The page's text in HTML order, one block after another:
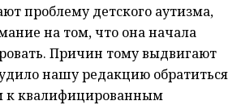
проблему детского аутизма,
на том, что она начала
Причин тому выдвигают
нашу редакцию обратиться
к квалифицированным